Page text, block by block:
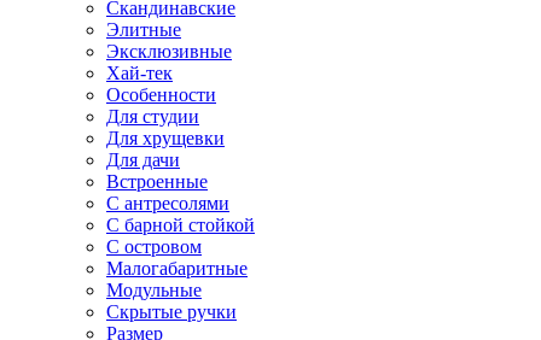
Скандинавские
Элитные
Эксклюзивные
Хай-тек
Особенности
Для студии
Для хрущевки
Для дачи
Встроенные
С антресолями
С барной стойкой
С островом
Малогабаритные
Модульные
Скрытые ручки
Размер